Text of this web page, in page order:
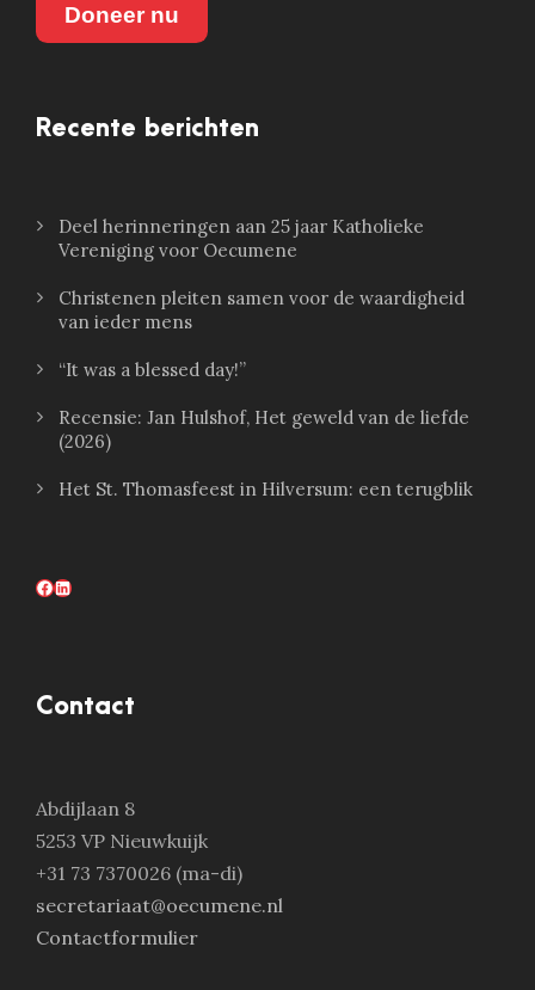
Doneer nu
Recente berichten
Deel herinneringen aan 25 jaar Katholieke
Vereniging voor Oecumene
Christenen pleiten samen voor de waardigheid
van ieder mens
“It was a blessed day!”
Recensie: Jan Hulshof, Het geweld van de liefde
(2026)
Het St. Thomasfeest in Hilversum: een terugblik
Facebook LinkedIn
Contact
Abdijlaan 8
5253 VP Nieuwkuijk
+31 73 7370026 (ma-di)
secretariaat@oecumene.nl
Contactformulier